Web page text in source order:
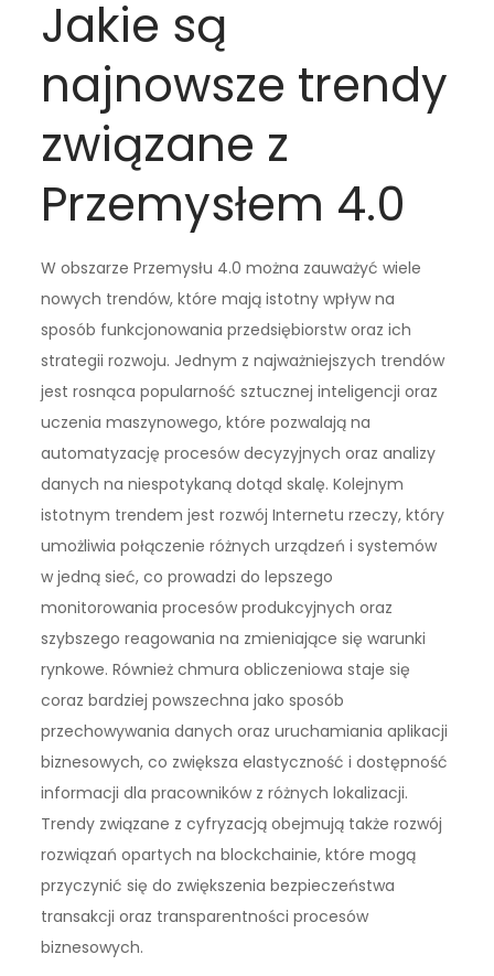
Jakie są
najnowsze trendy
związane z
Przemysłem 4.0
W obszarze Przemysłu 4.0 można zauważyć wiele
nowych trendów, które mają istotny wpływ na
sposób funkcjonowania przedsiębiorstw oraz ich
strategii rozwoju. Jednym z najważniejszych trendów
jest rosnąca popularność sztucznej inteligencji oraz
uczenia maszynowego, które pozwalają na
automatyzację procesów decyzyjnych oraz analizy
danych na niespotykaną dotąd skalę. Kolejnym
istotnym trendem jest rozwój Internetu rzeczy, który
umożliwia połączenie różnych urządzeń i systemów
w jedną sieć, co prowadzi do lepszego
monitorowania procesów produkcyjnych oraz
szybszego reagowania na zmieniające się warunki
rynkowe. Również chmura obliczeniowa staje się
coraz bardziej powszechna jako sposób
przechowywania danych oraz uruchamiania aplikacji
biznesowych, co zwiększa elastyczność i dostępność
informacji dla pracowników z różnych lokalizacji.
Trendy związane z cyfryzacją obejmują także rozwój
rozwiązań opartych na blockchainie, które mogą
przyczynić się do zwiększenia bezpieczeństwa
transakcji oraz transparentności procesów
biznesowych.